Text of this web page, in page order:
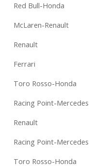
Red Bull-Honda
McLaren-Renault
Renault
Ferrari
Toro Rosso-Honda
Racing Point-Mercedes
Renault
Racing Point-Mercedes
Toro Rosso-Honda